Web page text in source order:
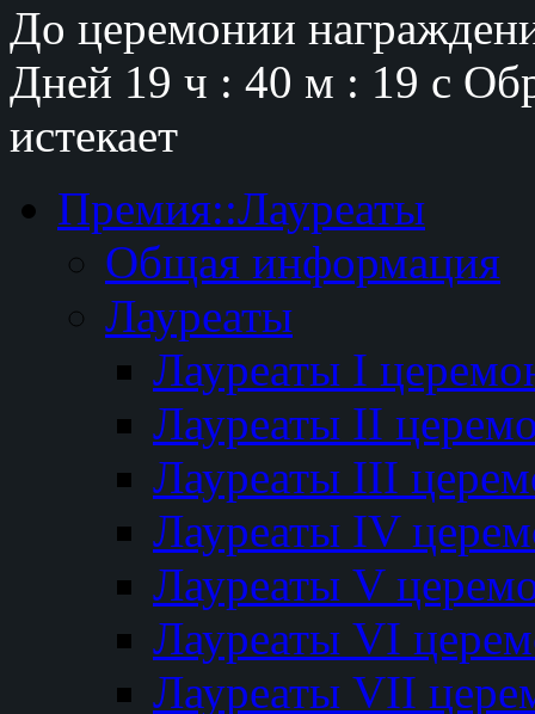
До церемонии
Дней 19 ч : 40 м : 18 с
истекает
Премия::Лауреаты
Общая информация
Лауреаты
Лауреаты I
Лауреаты II
Лауреаты III
Лауреаты IV
Лауреаты V
Лауреаты VI
Лауреаты VII